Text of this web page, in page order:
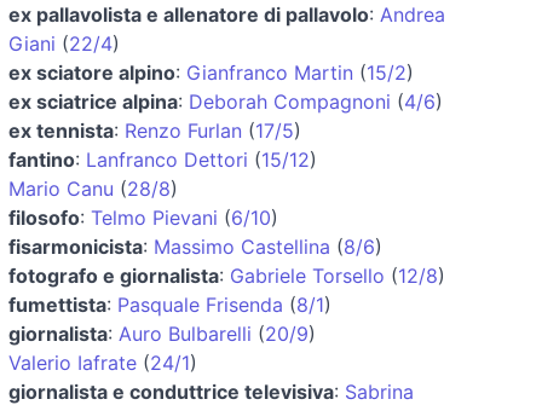
ex pallavolista e allenatore di pallavolo: Andrea
Giani (22/4)
ex sciatore alpino: Gianfranco Martin (15/2)
ex sciatrice alpina: Deborah Compagnoni (4/6)
ex tennista: Renzo Furlan (17/5)
fantino: Lanfranco Dettori (15/12)
Mario Canu (28/8)
filosofo: Telmo Pievani (6/10)
fisarmonicista: Massimo Castellina (8/6)
fotografo e giornalista: Gabriele Torsello (12/8)
fumettista: Pasquale Frisenda (8/1)
giornalista: Auro Bulbarelli (20/9)
Valerio Iafrate (24/1)
giornalista e conduttrice televisiva: Sabrina